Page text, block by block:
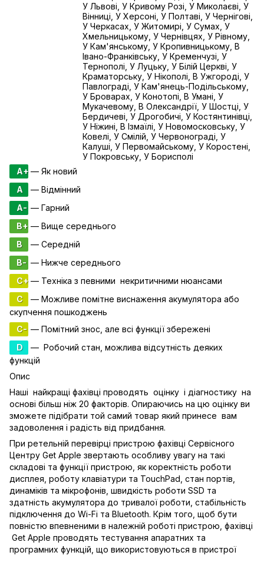
У Львові, У Кривому Розі, У Миколаєві, У
Вінниці, У Херсоні, У Полтаві, У Чернігові,
У Черкасах, У Житомирі, У Сумах, У
Хмельницькому, У Чернівцях, У Рівному,
У Кам'янському, У Кропивницькому, В
Івано-Франківську, У Кременчузі, У
Тернополі, У Луцьку, У Білій Церкві, У
Краматорську, У Нікополі, В Ужгороді, У
Павлограді, У Кам'янець-Подільському,
У Броварах, У Конотопі, В Умані, У
Мукачевому, В Олександрії, У Шостці, У
Бердичеві, У Дрогобичі, У Костянтинівці,
У Ніжині, В Ізмаїлі, У Новомосковську, У
Ковелі, У Смілій, У Червонограді, У
Калуші, У Первомайському, У Коростені,
У Покровську, У Борисполі
A+— Як новий
A
— Відмінний
A- — Гарний
B+ — Вище середнього
B
— Середній
B- — Нижче середнього
C+— Техніка з певними некритичними нюансами
C
— Можливе помітне виснаження акумулятора або
скупчення пошкоджень
C- — Помітний знос, але всі функції збережені
D
— Робочий стан, можлива відсутність деяких
функцій
Опис
Наші найкращі фахівці проводять оцінку і діагностику на
основі більш ніж 20 факторів. Опираючись на цю оцінку ви
зможете підібрати той самий товар який принесе вам
задоволення і радість від придбання.
При ретельній перевірці пристрою фахівці Сервісного
Центру Get Apple звертають особливу увагу на такі
складові та функції пристрою, як коректність роботи
дисплея, роботу клавіатури та TouchPad, стан портів,
динаміків та мікрофонів, швидкість роботи SSD та
здатність акумулятора до тривалої роботи, стабільність
підключення до Wi-Fi та Bluetooth. Крім того, щоб бути
повністю впевненими в належній роботі пристрою, фахівці
Get Apple проводять тестування апаратних та
програмних функцій, що використовуються в пристрої